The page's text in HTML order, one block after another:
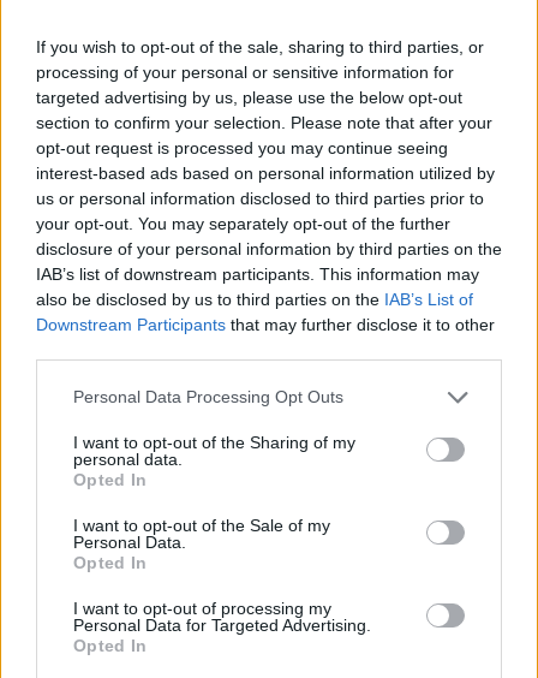
If you wish to opt-out of the sale, sharing to third parties, or
processing of your personal or sensitive information for
targeted advertising by us, please use the below opt-out
section to confirm your selection. Please note that after your
opt-out request is processed you may continue seeing
interest-based ads based on personal information utilized by
us or personal information disclosed to third parties prior to
your opt-out. You may separately opt-out of the further
disclosure of your personal information by third parties on the
IAB’s list of downstream participants. This information may
also be disclosed by us to third parties on the IAB’s List of
Downstream Participants that may further disclose it to other
Please note that this website/app uses one or more Google
not limited to your visit or usage behaviour. You may click to
grant or deny consent to Google and its third-party tags to
use your data for below specified purposes in below Google
consent section.
Personal Data Processing Opt Outs
I want to opt-out of the Sharing of my
personal data.
Opted In
I want to opt-out of the Sale of my
Personal Data.
Opted In
I want to opt-out of processing my
Personal Data for Targeted Advertising.
Opted In
punk csapat nem egyedül jön: velük tart a
The ...